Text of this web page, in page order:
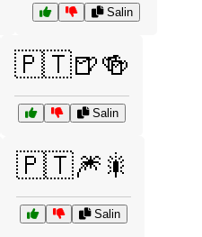
Salin
🇵🇹🍺🍻
Salin
🇵🇹🎆🎇
Salin